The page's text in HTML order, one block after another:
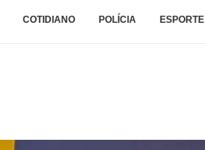
COTIDIANO POLÍCIA ESPORTE